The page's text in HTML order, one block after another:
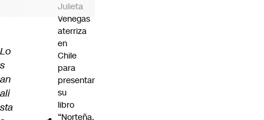
Lo
s
an
ali
sta
Julieta
Venegas
aterriza
en
Chile
para
presentar
su
libro
“Norteña.